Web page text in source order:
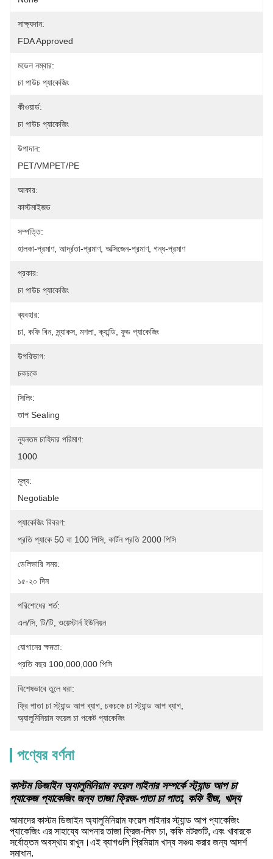
সাক্ষ্যদান:
FDA Approved
মডেল নম্বার:
চা পাউচ প্যাকেজিং
কীওয়ার্ড:
চা পাউচ প্যাকেজিং
উপাদান:
PET/VMPET/PE
আকার:
কাস্টমাইজড
সম্পত্তি:
হালকা-প্রমাণ, আর্দ্রতা-প্রমাণ, অক্সিজেন-প্রমাণ, গন্ধ-প্রমাণ
প্রকার:
চা পাউচ প্যাকেজিং
ব্যবহার:
চা, কফি বিন, স্ন্যাকস, মশলা, ক্যান্ডি, ফুড প্যাকেজিং
উপরিভাগ:
চকচকে
সিলিং:
তাপ Sealing
ন্যূনতম চাহিদার পরিমাণ:
1000
মূল্য:
Negotiable
প্যাকেজিং বিবরণ:
প্রতি প্যাকে 50 বা 100 পিসি, কার্টন প্রতি 2000 পিসি
ডেলিভারি সময়:
১৫-২০ দিন
পরিশোধের শর্ত:
এল/সি, টি/টি, ওয়েস্টার্ন ইউনিয়ন
যোগানের ক্ষমতা:
প্রতি বছর 100,000,000 পিসি
বিশেষভাবে তুলে ধরা:
ফ্রি পাতা চা স্ট্যান্ড আপ ব্যাগ চকচকে চা স্ট্যান্ড আপ ব্যাগ
অ্যালুমিনিয়াম ফয়েল চা পকেট প্যাকেজিং
পণ্যের বর্ণনা
কাস্টম ডিজাইন অ্যালুমিনিয়াম ফয়েল লাইনার সম্পর্কে স্ট্যান্ড আপ চা
প্যাকেজ প্যাকেজিং জন্য তাজা ফ্রিজ-পাতা চা পাতা, কফি বীজ, খাদ্য
আমাদের কাস্টম ডিজাইন অ্যালুমিনিয়াম ফয়েল লাইনার স্ট্যান্ড আপ প্যাকেজিং
প্যাকেজিং এর সাহায্যে আপনার তাজা ফ্রিজ-লিফ চা, কফি মটরশুটি, এবং খাবারকে
সর্বোত্তম অবস্থায় রাখুন।এই ব্যাগগুলি প্রিমিয়াম খাদ্য সঞ্চয় করার জন্য আদর্শ
সমাধান.